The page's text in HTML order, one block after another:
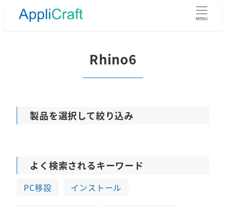
MENU
Rhino6
製品を選択して絞り込み
よく検索されるキーワード
PC移設 インストール